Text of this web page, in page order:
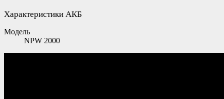
Характеристики АКБ
Модель
NPW 2000